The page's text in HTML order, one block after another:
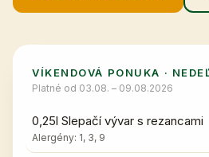
VÍKENDOVÁ PONUKA ·
Platné od 03.08. – 09.08.2026
0,25l Slepačí vývar s rezancami
Alergény: 1, 3, 9